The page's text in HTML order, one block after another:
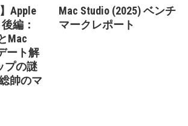
Apple
編：
Mac
ート解
プの謎
帥のマ
Mac Studio (2025) ベンチ
マークレポート